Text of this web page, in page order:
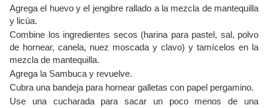
Agrega el huevo y el jengibre rallado a la mezcla de mantequilla
y licúa.
Combine los ingredientes secos (harina para pastel, sal, polvo
de hornear, canela, nuez moscada y clavo) y tamícelos en la
mezcla de mantequilla.
Agrega la Sambuca y revuelve.
Cubra una bandeja para hornear galletas con papel pergamino.
Use una cucharada para sacar un poco menos de una